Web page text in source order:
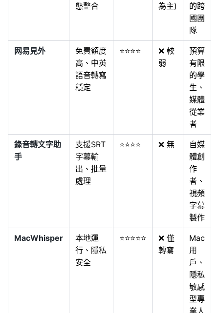
態整合
為主)
的跨
國團
隊
网易見外
免費額度
高、中英
語音轉寫
穩定
⭐⭐⭐⭐
❌ 較
弱
預算
有限
的學
生、
媒體
從業
者
錄音轉文字助
手
支援SRT
字幕輸
出、批量
處理
⭐⭐⭐⭐ ❌ 無
自媒
體創
作
者、
視頻
字幕
製作
MacWhisper
本地運
行、隱私
安全
⭐⭐⭐⭐⭐
❌ 僅
轉寫
Mac
用
戶、
隱私
敏感
型專
業人